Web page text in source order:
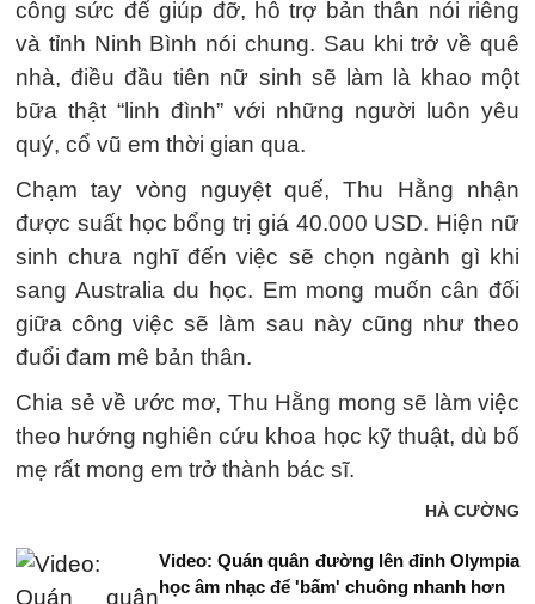
công sức để giúp đỡ, hỗ trợ bản thân nói riêng
và tỉnh Ninh Bình nói chung. Sau khi trở về quê
nhà, điều đầu tiên nữ sinh sẽ làm là khao một
bữa thật “linh đình” với những người luôn yêu
quý, cổ vũ em thời gian qua.
Chạm tay vòng nguyệt quế, Thu Hằng nhận
được suất học bổng trị giá 40.000 USD. Hiện nữ
sinh chưa nghĩ đến việc sẽ chọn ngành gì khi
sang Australia du học. Em mong muốn cân đối
giữa công việc sẽ làm sau này cũng như theo
đuổi đam mê bản thân.
Chia sẻ về ước mơ, Thu Hằng mong sẽ làm việc
theo hướng nghiên cứu khoa học kỹ thuật, dù bố
mẹ rất mong em trở thành bác sĩ.
HÀ CƯỜNG
Video: Quán quân đường lên đỉnh Olympia
học âm nhạc để 'bấm' chuông nhanh hơn